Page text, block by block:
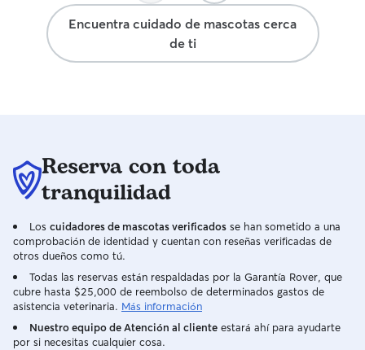
Encuentra cuidado de mascotas cerca
de ti
Reserva con toda
tranquilidad
Los cuidadores de mascotas verificados se han sometido a una
comprobación de identidad y cuentan con reseñas verificadas de
otros dueños como tú.
Todas las reservas están respaldadas por la Garantía Rover, que
cubre hasta $25,000 de reembolso de determinados gastos de
asistencia veterinaria. Más información
Nuestro equipo de Atención al cliente estará ahí para ayudarte
por si necesitas cualquier cosa.